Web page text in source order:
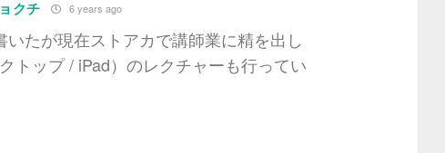
クチ 6 years ago
たが現在ストアカで講師業に精を出し
トップ / iPad）のレクチャーも行ってい